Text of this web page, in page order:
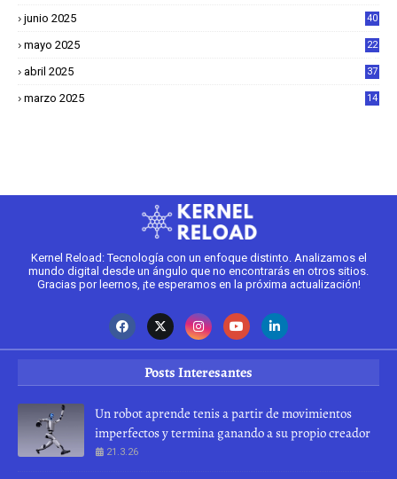
junio 2025 40
mayo 2025
22
abril 2025
37
marzo 2025
14
Kernel Reload: Tecnología con un enfoque distinto. Analizamos el
mundo digital desde un ángulo que no encontrarás en otros sitios.
Gracias por leernos, ¡te esperamos en la próxima actualización!
Posts Interesantes
Un robot aprende tenis a partir de movimientos
imperfectos y termina ganando a su propio creador
21.3.26